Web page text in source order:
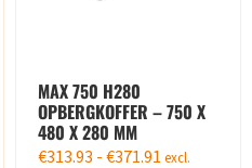
MAX 750 H280
OPBERGKOFFER – 750 X
480 X 280 MM
€313.93 - €371.91 excl.